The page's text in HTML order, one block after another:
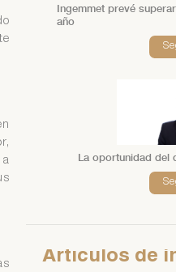
Ingemmet prevé
año
La oportunidad del
Artículos de